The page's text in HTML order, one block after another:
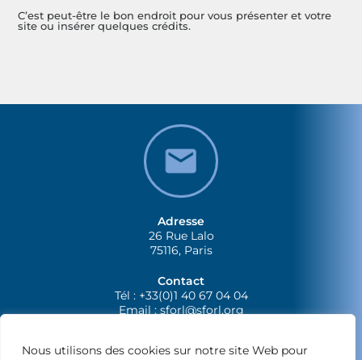
Nous utilisons des cookies sur notre site Web pour
C’est peut-être le bon endroit pour vous présenter et votre
site ou insérer quelques crédits.
Adresse
26 Rue Lalo
75116, Paris
Contact
Tél : +33(0)1 40 67 04 04
Email :sforl@sforl.org